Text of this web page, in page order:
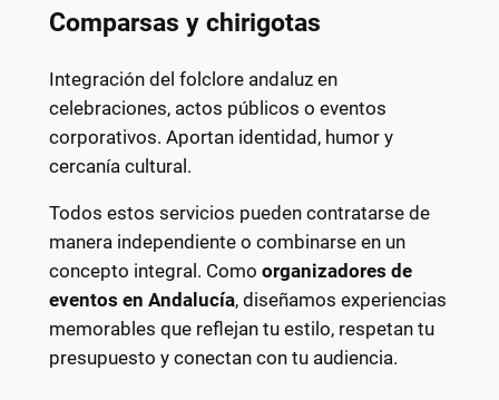
Comparsas y chirigotas
Integración del folclore andaluz en
celebraciones, actos públicos o eventos
corporativos. Aportan identidad, humor y
cercanía cultural.
Todos estos servicios pueden contratarse de
manera independiente o combinarse en un
concepto integral. Como organizadores de
eventos en Andalucía, diseñamos experiencias
memorables que reflejan tu estilo, respetan tu
presupuesto y conectan con tu audiencia.